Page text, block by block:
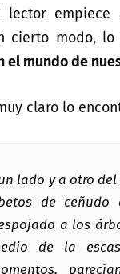
empiece
cierto modo,
el mundo de
claro lo
lado y a otro
de ceñudo
a los
de la